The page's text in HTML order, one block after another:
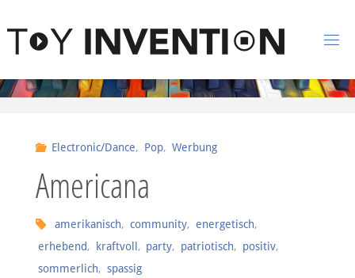
O
Y
Electronic/Dance, Pop, Werbung
Americana
amerikanisch, community, energetisch,
erhebend, kraftvoll , party, patriotisch, positiv,
sommerlich, spassig